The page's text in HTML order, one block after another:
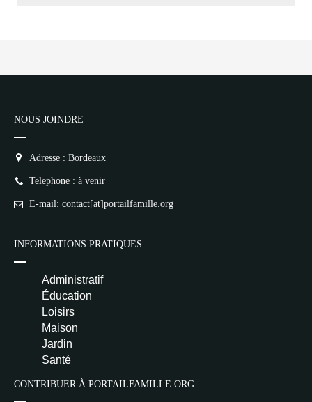
NOUS JOINDRE
Adresse : Bordeaux
Telephone : à venir
E-mail: contact[at]portailfamille.org
INFORMATIONS PRATIQUES
Administratif
Éducation
Loisirs
Maison
Jardin
Santé
CONTRIBUER À PORTAILFAMILLE.ORG